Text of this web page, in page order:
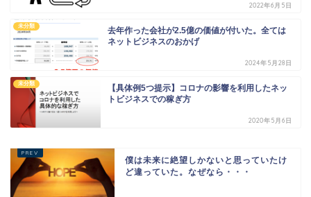
2022年6月5日
未分類
去年作った会社が2.5億の価値が付いた。全ては
ネットビジネスのおかげ
2024年5月28日
未分類
【具体例5つ提示】コロナの影響を利用したネッ
トビジネスでの稼ぎ方
2020年5月6日
僕は未来に絶望しかないと思っていたけ
ど違っていた。なぜなら・・・